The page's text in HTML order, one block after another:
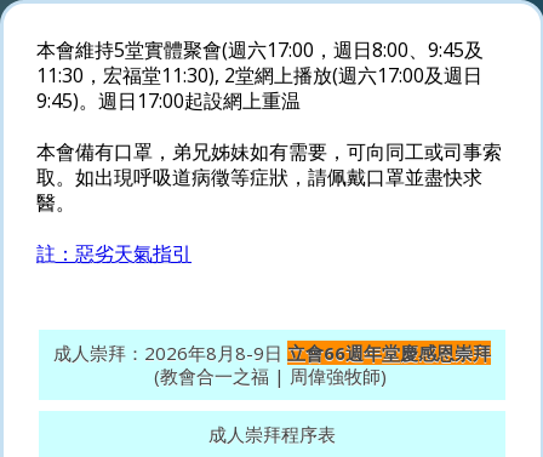
本會維持5堂實體聚會(週六17:00，週日8:00、9:45及
11:30，宏福堂11:30), 2堂網上播放(週六17:00及週日
9:45)。週日17:00起設網上重温
本會備有口罩，弟兄姊妹如有需要，可向同工或司事索
取。如出現呼吸道病徵等症狀，請佩戴口罩並盡快求
醫。
註：惡劣天氣指引
成人崇拜：2026年8月8-9日 立會66週年堂慶感恩崇拜
(教會合一之福 | 周偉強牧師)
成人崇拜程序表